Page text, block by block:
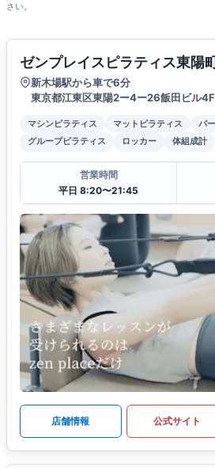
さい。
ゼンプレイスピラティス東陽
新木場駅から車で6分
東京都江東区東陽2ー4ー26飯田ビル4F
マシンピラティス マットピラティス
パ
グループピラティス
ロッカー 体組成計
営業時間
平日 8:20〜21:45
店舗情報 公式サイト